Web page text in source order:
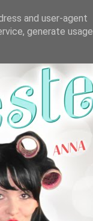
and user-agent
generate usage